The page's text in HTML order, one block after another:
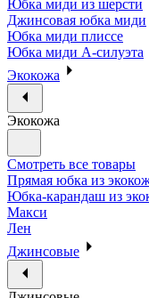
Юбка миди из шерсти
Джинсовая юбка миди
Юбка миди плиссе
Юбка миди А-силуэта
Экокожа
Экокожа
Смотреть все товары
Прямая юбка из
Юбка-карандаш из
Макси
Лен
Джинсовые